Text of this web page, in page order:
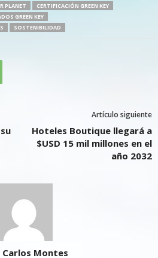
PLANET
CERTIFICACIÓN GREEN KEY
GREEN KEY
SOSTENIBILIDAD
Artículo siguiente
Hoteles Boutique llegará a
$USD 15 mil millones en el
año 2032
Carlos Montes